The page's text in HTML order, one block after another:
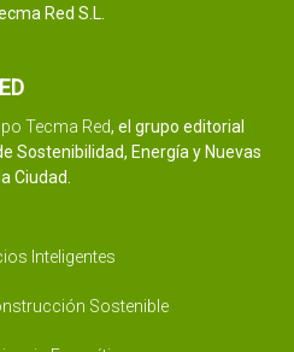
Red S.L.
Tecma Red, el grupo editorial
Sostenibilidad, Energía y Nuevas
Ciudad.
Inteligentes
Sostenible